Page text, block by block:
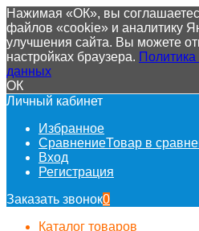
Нажимая «ОК», вы
файлов «cookie» и аналитику
улучшения сайта. Вы можете
настройках браузера.
данных
ОК
Личный кабинет
Избранное
СравнениеТовар в
Вход
Регистрация
Заказать звонок0
Каталог товаров